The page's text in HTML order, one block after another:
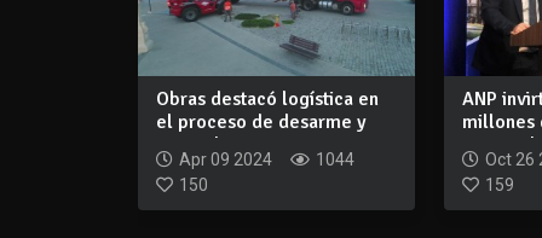
Obras destacó logística en
el proceso de desarme y
retiro de...
Apr 09 2024
1044
150
ANP
millones
puerto d...
Oct 26
159